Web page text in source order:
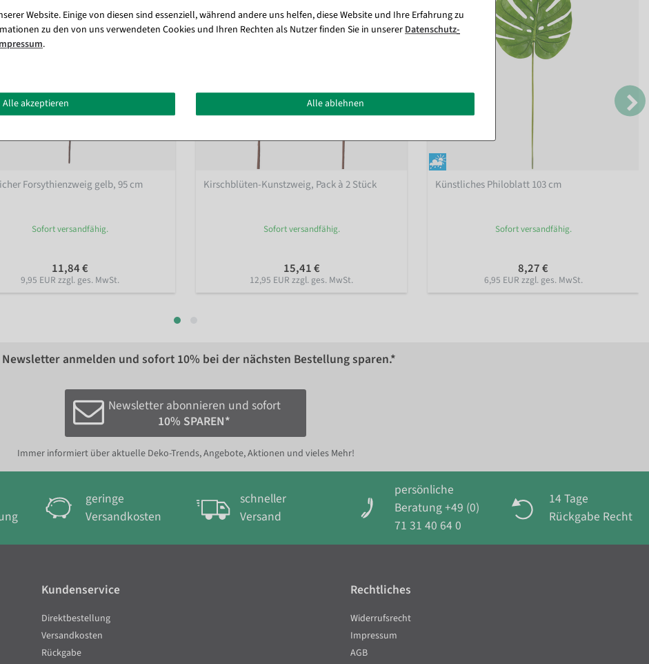
Forsythienzweig gelb, 95 cm
Sofort versandfähig.
11,84 €
9,95 EUR zzgl. ges. MwSt.
Kirschblüten-Kunstzweig, Pack à 2 Stück
Sofort versandfähig.
15,41 €
12,95 EUR zzgl. ges. MwSt.
Künstliches Philoblatt 103 cm
Sofort versandfähig.
8,27 €
6,95 EUR zzgl. ges. MwSt.
Newsletter anmelden und sofort 10% bei der nächsten Bestellung sparen.*
Newsletter abonnieren und sofort
10% SPAREN*
Immer informiert über aktuelle Deko-Trends, Angebote, Aktionen und vieles Mehr!
geringe
Versandkosten
schneller
Versand
persönliche
Beratung +49 (0)
71 31 40 64 0
14 Tage
Rückgabe Recht
Website. Einige von diesen sind essenziell, während andere uns helfen, diese Website und Ihre Erfahrung zu
zu den von uns verwendeten Cookies und Ihren Rechten als Nutzer finden Sie in unsererDaten­schutz­
.
Alle akzeptieren Alle ablehnen
Kundenservice
Direktbestellung
Versandkosten
Rückgabe
Rechtliches
Widerrufsrecht
Impressum
AGB